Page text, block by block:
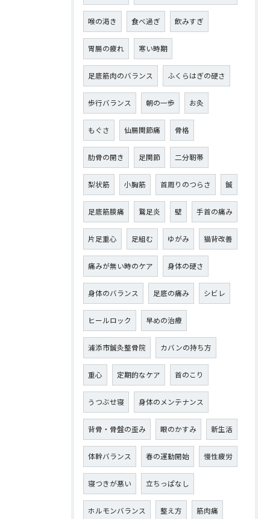
喉の渇き 食べ過ぎ 飲みすぎ
胃腸の疲れ 寒い時期
足底筋肉のバランス ふくらはぎの硬さ
歩行バランス 朝の一歩 お灸
もぐさ 仙腸関節痛 骨格
肋骨の開き 足関節 二分靭帯
梨状筋 小胸筋 首周りのつらさ 鍼
足底筋膜痛 鵞足炎 壁 手首の痛み
片足重心 足組む ゆがみ 猫背改善
痛みが無い時のケア 身体の硬さ
身体のバランス 足底の痛み シビレ
ヒールロック 早めの治療
浦添市鍼灸整骨院 カバンの持ち方
重心 定期的なケア 首のこり
うつぶせ寝 身体のメンテナンス
背骨・骨盤の歪み 眼のかすみ 新生活
体幹バランス 春の運動開始 慢性疲労
寝つきが悪い 立ちっぱなし
ホルモンバランス 整え方 筋肉痛